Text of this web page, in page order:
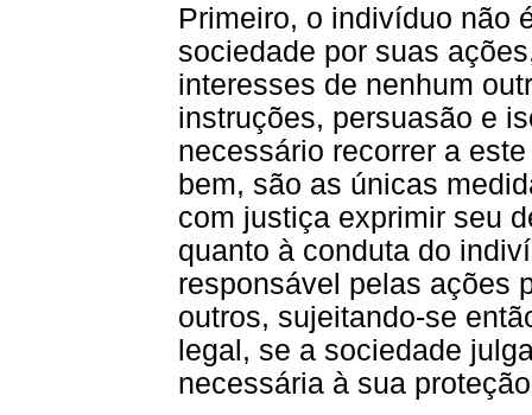
Primeiro, o indivíduo não
sociedade por suas
interesses de nenhum
instruções, persuasão e
necessário recorrer a
bem, são as únicas
com justiça exprimir seu
quanto à conduta do
responsável pelas ações
outros, sujeitando-se
legal, se a sociedade
necessária à sua